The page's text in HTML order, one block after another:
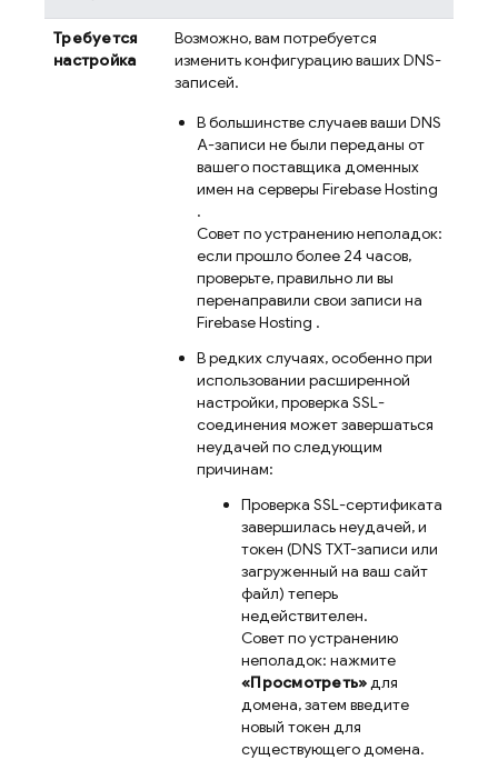
Требуется
настройка
Возможно, вам потребуется
изменить конфигурацию ваших DNS-
записей.
В большинстве случаев ваши DNS
A-записи не были переданы от
вашего поставщика доменных
имен на серверы Firebase Hosting
.
Совет по устранению неполадок:
если прошло более 24 часов,
проверьте, правильно ли вы
перенаправили свои записи на
Firebase Hosting .
В редких случаях, особенно при
использовании расширенной
настройки, проверка SSL-
соединения может завершаться
неудачей по следующим
причинам:
Проверка SSL-сертификата
завершилась неудачей, и
токен (DNS TXT-записи или
загруженный на ваш сайт
файл) теперь
недействителен.
Совет по устранению
неполадок: нажмите
«Просмотреть»для
домена, затем введите
новый токен для
существующего домена.